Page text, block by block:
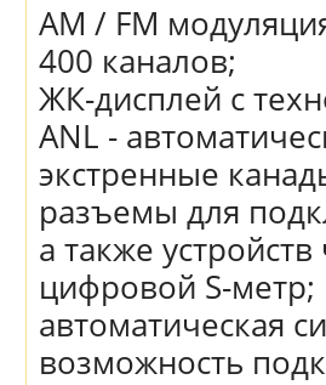
AM / FM
400 каналов;
ЖК-дисплей с
ANL -
экстренные
разъемы для
а также
цифровой S-метр;
автоматическая
возможность